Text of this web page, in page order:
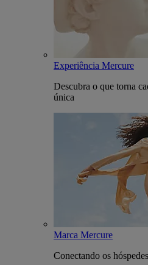
Experiência Mercure
Descubra o que torna
única
Marca Mercure
Conectando os